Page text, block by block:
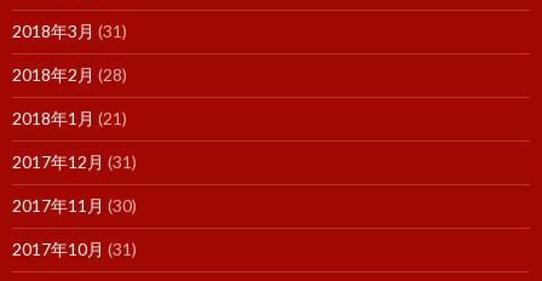
2018年3月 (31)
2018年2月 (28)
2018年1月 (21)
2017年12月 (31)
2017年11月 (30)
2017年10月 (31)